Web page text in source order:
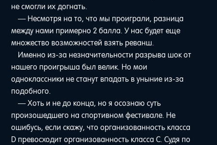
не смогли их догнать.
— Несмотря на то, что мы проиграли, разница
между нами примерно 2 балла. У нас будет еще
множество возможностей взять реванш.
Именно из-за незначительности разрыва шок от
нашего проигрыша был велик. Но мои
одноклассники не станут впадать в уныние из-за
подобного.
— Хоть и не до конца, но я осознаю суть
произошедшего на спортивном фестивале. Не
ошибусь, если скажу, что организованность класса
D превосходит организованность класса C. Судя по